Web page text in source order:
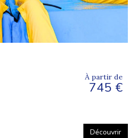
À partir de
745 €
Découvrir